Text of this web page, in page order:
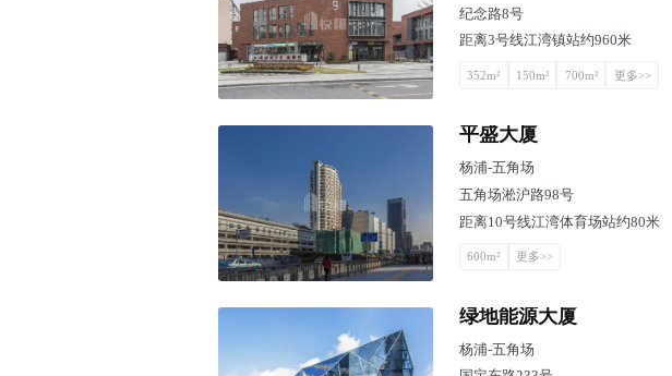
纪念路8号
距离3号线江湾镇站约960米
352m² 150m² 700m² 更多>>
平盛大厦
杨浦-五角场
五角场淞沪路98号
距离10号线江湾体育场站约80米
600m² 更多>>
绿地能源大厦
杨浦-五角场